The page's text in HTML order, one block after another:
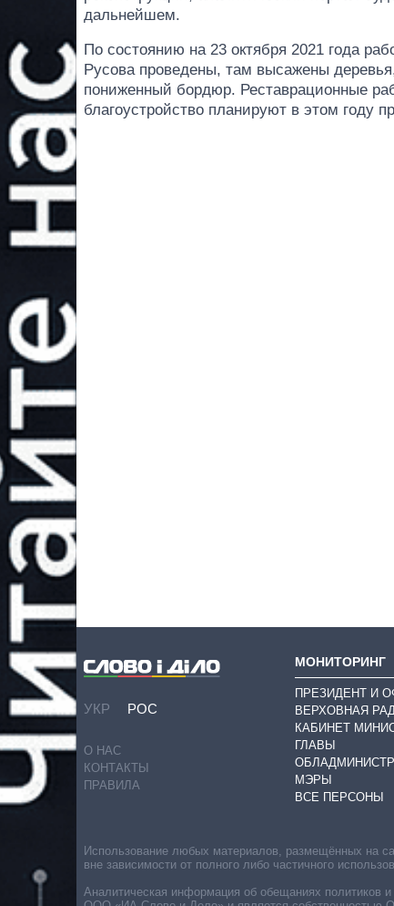
дальнейшем.
По состоянию на 23 октября 2021 года
Русова проведены, там высажены
пониженный бордюр. Реставрационные
благоустройство планируют в этом году
УКР РОС
О НАС
КОНТАКТЫ
ПРАВИЛА
МОНИТОРИНГ
ПРЕЗИДЕНТ И
ВЕРХОВНАЯ
КАБИНЕТ
ГЛАВЫ
МЭРЫ
ВСЕ ПЕРСОНЫ
Использование любых материалов, размещённых на
вне зависимости от полного либо частичного
Аналитическая информация об обещаниях политиков